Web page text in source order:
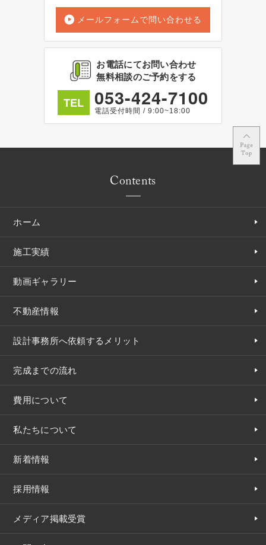
メールフォームで問い合わせる
お電話にてお問い合わせ
無料相談のご予約をする
TEL 053-424-7100
電話受付時間 / 9:00~18:00
Contents
ホーム
施工実績
動画ギャラリー
不動産情報
設計事務所へ依頼するメリット
完成までの流れ
費用について
私たちについて
新着情報
採用情報
メディア掲載受賞